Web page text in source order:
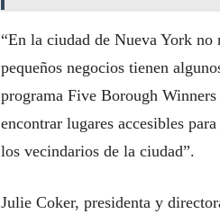
“En la ciudad de Nueva York
pequeños negocios tienen
programa Five Borough
encontrar lugares accesibles
los vecindarios de la ciudad”.
Julie Coker, presidenta y